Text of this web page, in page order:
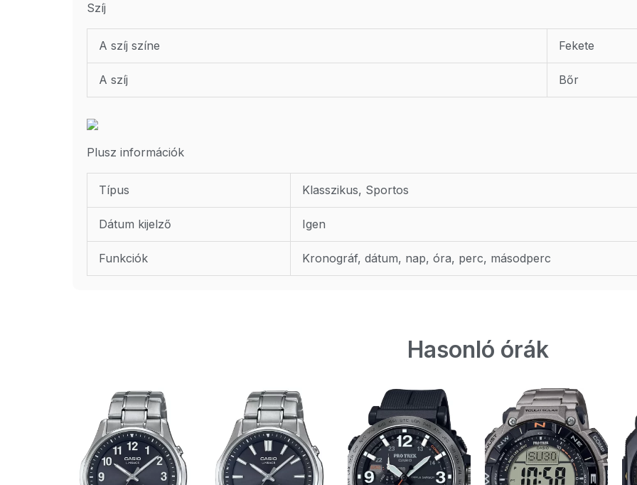
Szíj
A szíj színe Fekete
A szíj Bőr
Plusz információk
Típus Klasszikus, Sportos
Dátum kijelző Igen
Funkciók Kronográf, dátum, nap, óra, perc, másodperc
Hasonló órák